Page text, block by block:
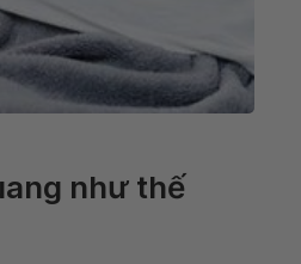
như thế